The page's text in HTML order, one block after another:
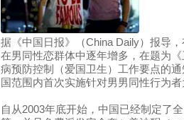
据《中国日报》（China Daily）报导
在男同性恋群体中逐年增多，在题为
病预防控制（爱国卫生）工作要点的
国范围内首次实施针对男男同性行为
自从2003年底开始，中国已经制定了